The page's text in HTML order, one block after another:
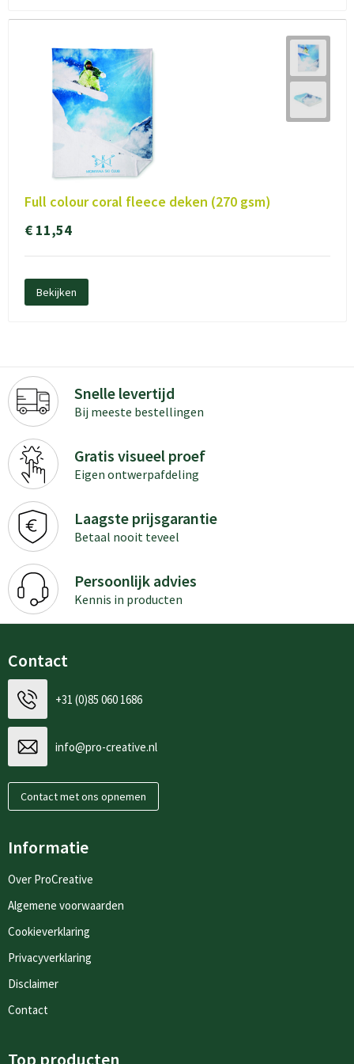
Waterbestendige tassen
Trolleys
Full colour coral fleece deken (270 gsm)
€ 11,54
Bekijken
Snelle levertijd
Bij meeste bestellingen
Gratis visueel proef
Eigen ontwerpafdeling
Laagste prijsgarantie
Betaal nooit teveel
Persoonlijk advies
Kennis in producten
Contact
+31 (0)85 060 1686
info@pro-creative.nl
Contact met ons opnemen
Informatie
Over ProCreative
Algemene voorwaarden
Cookieverklaring
Privacyverklaring
Disclaimer
Contact
Top producten